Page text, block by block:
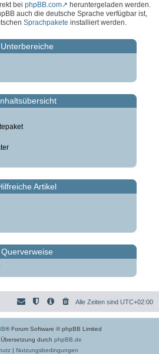
bei phpBB.com
heruntergeladen werden.
auch die deutsche Sprache verfügbar ist,
Sprachpakete installiert werden.
Unterbereiche
Artikel
Querverweise
Alle Zeiten sind UTC+02:00
® Forum Software © phpBB Limited
durch phpBB.de
| Nutzungsbedingungen